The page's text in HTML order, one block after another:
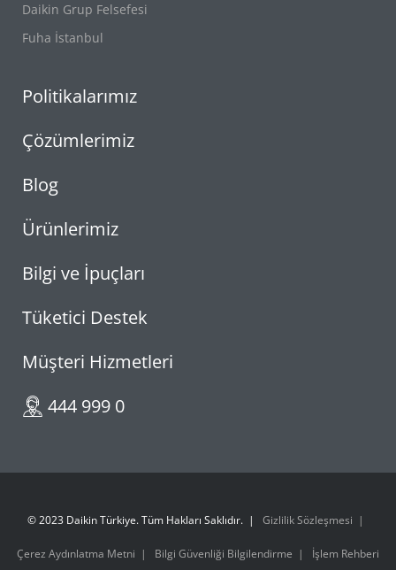
Daikin Grup Felsefesi
Fuha İstanbul
Politikalarımız
Çözümlerimiz
Blog
Ürünlerimiz
Bilgi ve İpuçları
Tüketici Destek
Müşteri Hizmetleri
444 999 0
© 2023 Daikin Türkiye. Tüm Hakları Saklıdır. Gizlilik Sözleşmesi
Çerez Aydınlatma Metni Bilgi Güvenliği Bilgilendirme İşlem Rehberi